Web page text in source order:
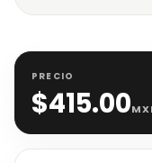
PRECIO
$415.00